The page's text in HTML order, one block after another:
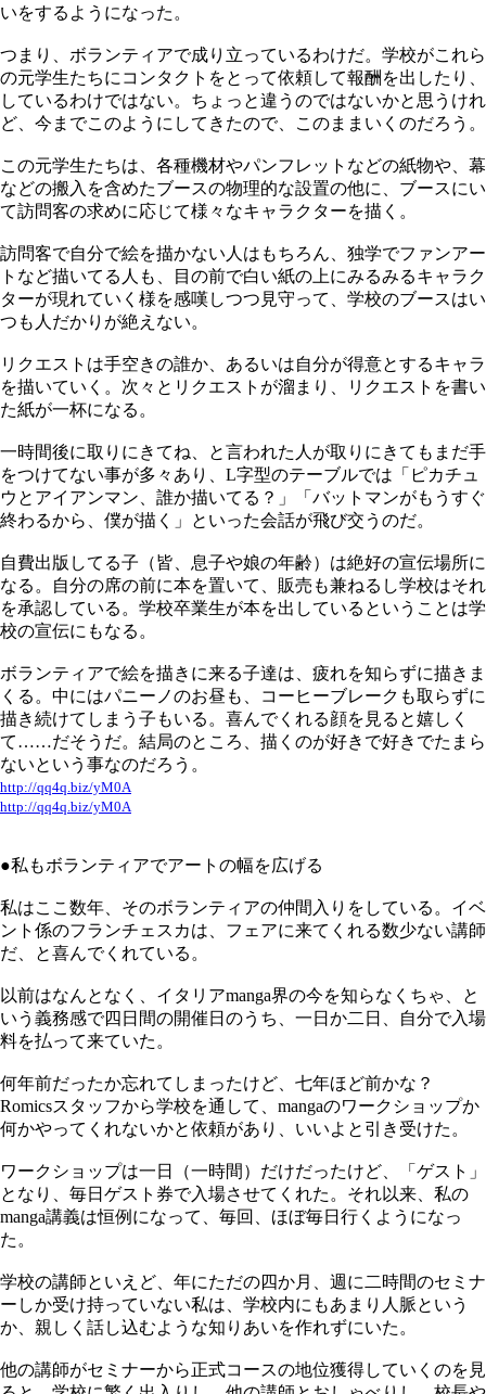
いをするようになった。
つまり、ボランティアで成り立っているわけだ。学校がこれら
の元学生たちにコンタクトをとって依頼して報酬を出したり、
しているわけではない。ちょっと違うのではないかと思うけれ
ど、今までこのようにしてきたので、このままいくのだろう。
この元学生たちは、各種機材やパンフレットなどの紙物や、幕
などの搬入を含めたブースの物理的な設置の他に、ブースにい
て訪問客の求めに応じて様々なキャラクターを描く。
訪問客で自分で絵を描かない人はもちろん、独学でファンアー
トなど描いてる人も、目の前で白い紙の上にみるみるキャラク
ターが現れていく様を感嘆しつつ見守って、学校のブースはい
つも人だかりが絶えない。
リクエストは手空きの誰か、あるいは自分が得意とするキャラ
を描いていく。次々とリクエストが溜まり、リクエストを書い
た紙が一杯になる。
一時間後に取りにきてね、と言われた人が取りにきてもまだ手
をつけてない事が多々あり、L字型のテーブルでは「ピカチュ
ウとアイアンマン、誰か描いてる？」「バットマンがもうすぐ
終わるから、僕が描く」といった会話が飛び交うのだ。
自費出版してる子（皆、息子や娘の年齢）は絶好の宣伝場所に
なる。自分の席の前に本を置いて、販売も兼ねるし学校はそれ
を承認している。学校卒業生が本を出しているということは学
校の宣伝にもなる。
ボランティアで絵を描きに来る子達は、疲れを知らずに描きま
くる。中にはパニーノのお昼も、コーヒーブレークも取らずに
描き続けてしまう子もいる。喜んでくれる顔を見ると嬉しく
て……だそうだ。結局のところ、描くのが好きで好きでたまら
ないという事なのだろう。
http://qq4q.biz/yM0A
http://qq4q.biz/yM0A
●私もボランティアでアートの幅を広げる
私はここ数年、そのボランティアの仲間入りをしている。イベ
ント係のフランチェスカは、フェアに来てくれる数少ない講師
だ、と喜んでくれている。
以前はなんとなく、イタリアmanga界の今を知らなくちゃ、と
いう義務感で四日間の開催日のうち、一日か二日、自分で入場
料を払って来ていた。
何年前だったか忘れてしまったけど、七年ほど前かな？
Romicsスタッフから学校を通して、mangaのワークショップか
何かやってくれないかと依頼があり、いいよと引き受けた。
ワークショップは一日（一時間）だけだったけど、「ゲスト」
となり、毎日ゲスト券で入場させてくれた。それ以来、私の
manga講義は恒例になって、毎回、ほぼ毎日行くようになっ
た。
学校の講師といえど、年にただの四か月、週に二時間のセミナ
ーしか受け持っていない私は、学校内にもあまり人脈という
か、親しく話し込むような知りあいを作れずにいた。
他の講師がセミナーから正式コースの地位獲得していくのを見